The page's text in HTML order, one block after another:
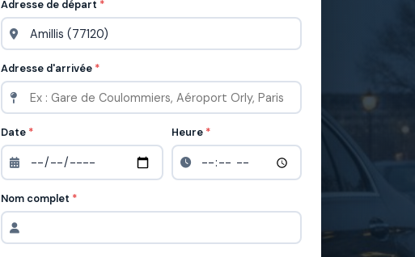
Adresse de départ *
Adresse d'arrivée *
Date * Heure *
Nom complet *